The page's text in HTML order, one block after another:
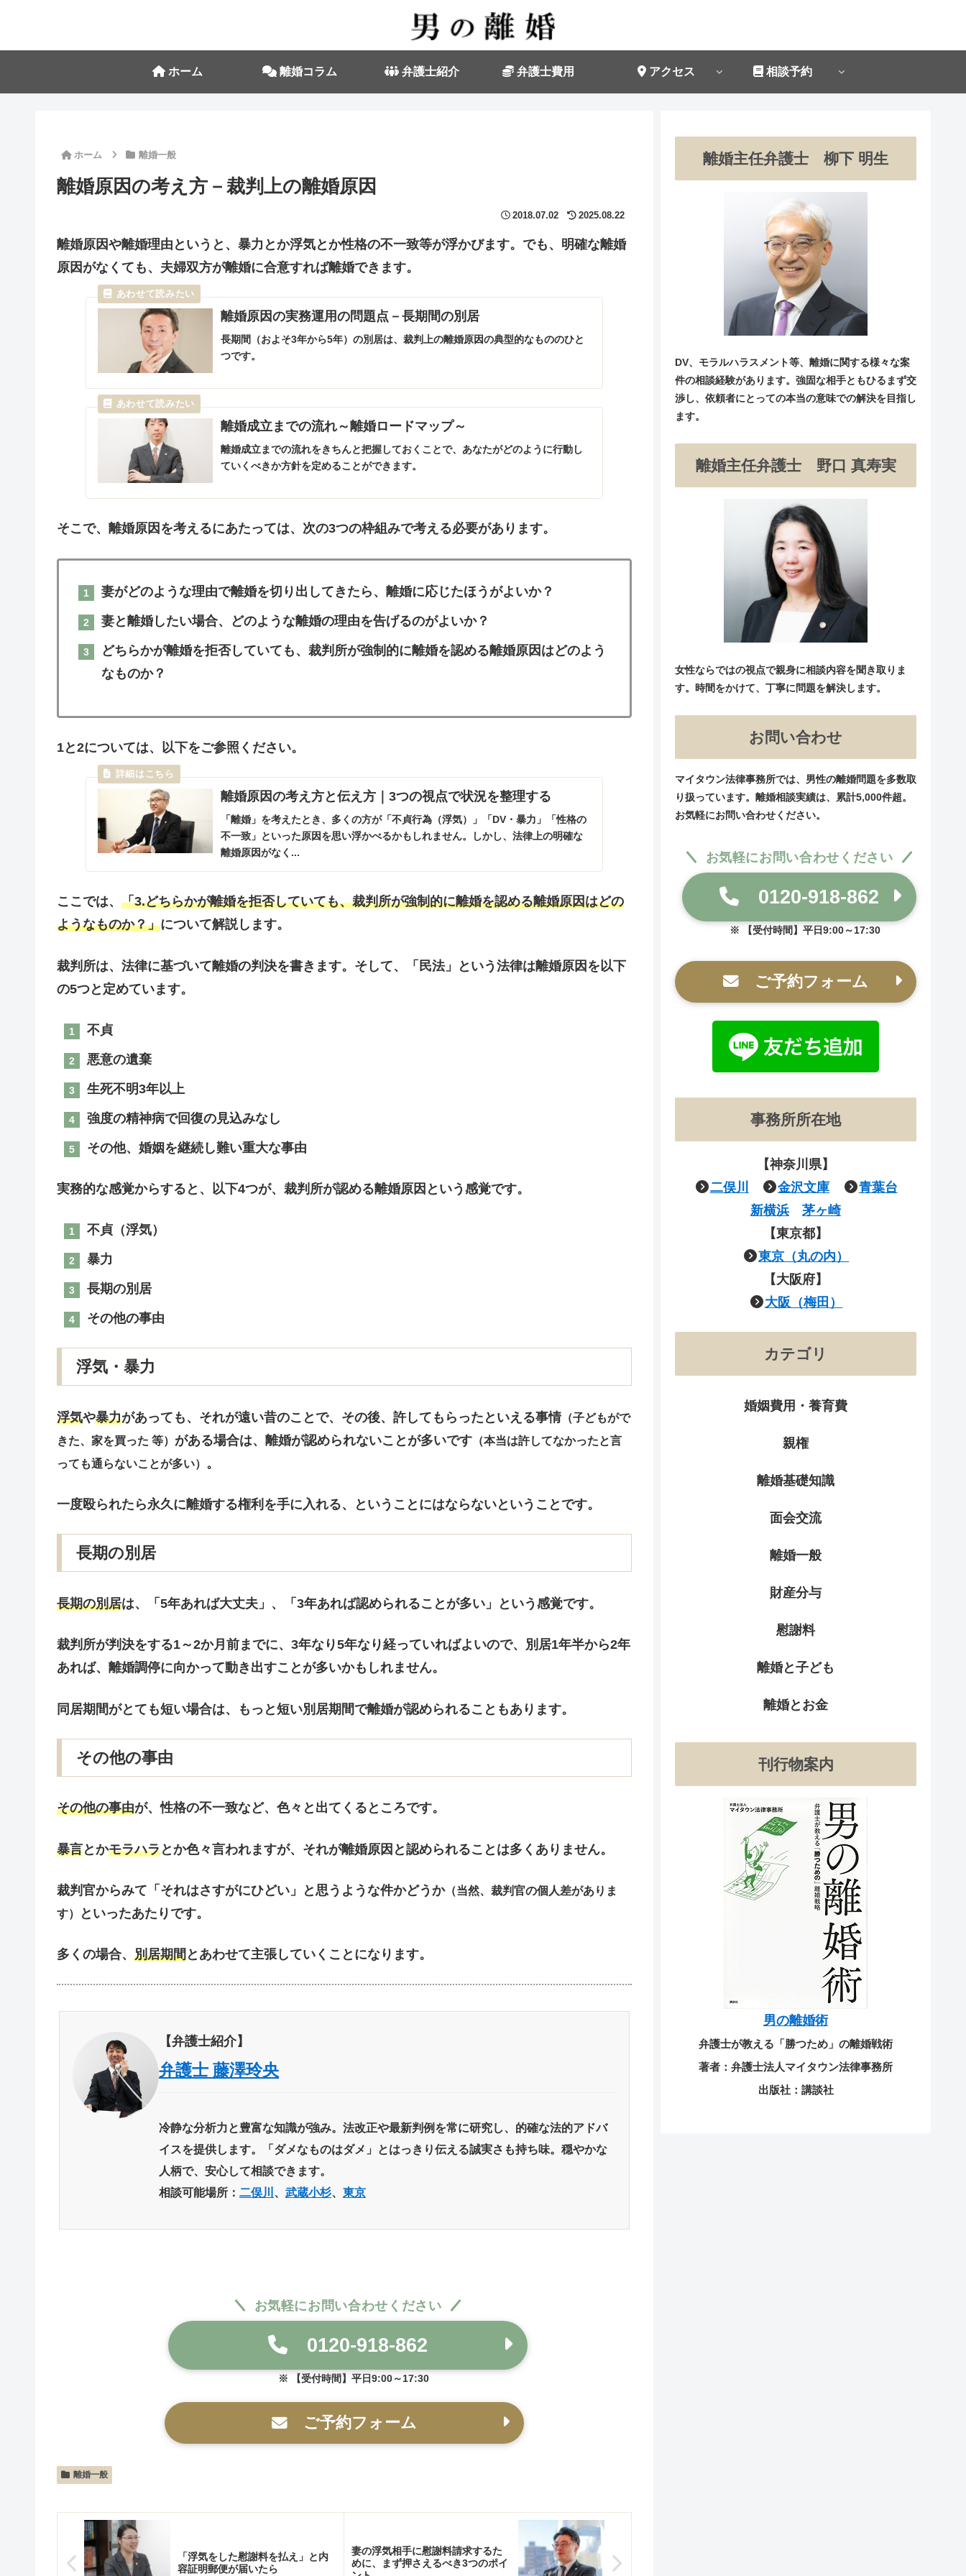
ホーム 離婚コラム 弁護士紹介 弁護士費用 アクセス 相談予約
ホーム 離婚一般
離婚原因の考え方－裁判上の離婚原因
2018.07.02 2025.08.22
離婚原因や離婚理由というと、 暴力 とか浮気とか性格の不一致等が浮かびます。でも、明確な離婚
原因がなくても、 夫婦双方が離婚に合意すれば離婚できます。
離婚原因の実務運用の問題点－長期間の別居
長期間（およそ3年から5年）の別居は、裁判上の離婚原因の典型的なもののひと
つです。
離婚成立までの流れ～離婚ロードマップ～
離婚成立までの流れをきちんと把握しておくことで、あなたがどのように行動し
ていくべきか方針を定めることができます。
そこで、離婚原因を考えるにあたっては、次の3つの枠組みで考える必要があります。
妻がどのような理由で離婚を切り出してきたら、離婚に応じたほうがよいか？
妻と離婚したい場合、どのような離婚の理由を告げるのがよいか？
どちらかが離婚を拒否していても、裁判所が強制的に離婚を認める離婚原因はどのよう
なものか？
1と2については、以下をご参照ください。
離婚原因の考え方と伝え方｜3つの視点で状況を整理する
「離婚」を考えたとき、多くの方が「不貞行為（浮気）」「DV・暴力」「性格の
不一致」といった原因を思い浮かべるかもしれません。しかし、法律上の明確な
離婚原因がなく...
ここでは、 「3.どちらかが離婚を拒否していても、裁判所が強制的に離婚を認める離婚原因はどの
ようなものか？」について解説します。
裁判所は、法律に基づいて離婚の判決を書きます。そして、「民法」という法律は離婚原因を以下
の5つと定めています。
不貞
悪意の遺棄
生死不明3年以上
強度の精神病で回復の見込みなし
その他、婚姻を継続し難い重大な事由
実務的な感覚からすると、以下4つが、裁判所が認める離婚原因という感覚です。
不貞（浮気）
暴力
長期の別居
その他の事由
浮気・暴力
浮気や暴力があっても、それが遠い昔のことで、その後、許してもらったといえる事情（子どもがで
きた、家を買った 等） がある場合は、離婚が認められないことが多いです （本当は許してなかったと言
っても通らないことが多い） 。
一度殴られたら永久に離婚する権利を手に入れる、ということにはならないということです。
長期の別居
長期の別居は、「5年あれば大丈夫」、「3年あれば認められることが多い」という感覚です。
裁判所が判決をする1～2か月前までに、3年なり5年なり経っていればよいので、別居1年半から2年
あれば、離婚調停に向かって動き出すことが多いかもしれません。
同居期間がとても短い場合は、もっと短い別居期間で離婚が認められることもあります。
その他の事由
その他の事由が、性格の不一致など、色々と出てくるところです。
暴言とかモラハラとか色々言われますが、それが離婚原因と認められることは多くありません。
裁判官からみて「それはさすがにひどい」と思うような件かどうか（当然、裁判官の個人差がありま
す）
といったあたりです。
多くの場合、 別居期間とあわせて主張していくことになります。
【弁護士紹介】
弁護士 藤澤玲央
冷静な分析力と豊富な知識が強み。法改正や最新判例を常に研究し、的確な法的アドバ
イスを提供します。「ダメなものはダメ」とはっきり伝える誠実さも持ち味。穏やかな
人柄で、安心して相談できます。
相談可能場所： 二俣川 、 武蔵小杉、 東京
お気軽にお問い合わせください
0120-918-862
【受付時間】平日9:00～17:30
ご予約フォーム
離婚一般
「浮気をした慰謝料を払え」と内
容証明郵便が届いたら
妻の浮気相手に慰謝料請求するた
めに、まず押さえるべき3つのポイ
離婚主任弁護士 柳下 明生
DV、モラルハラスメント等、離婚に関する様々な案
件の相談経験があります。強固な相手ともひるまず交
渉し、依頼者にとっての本当の意味での解決を目指し
ます。
離婚主任弁護士 野口 真寿実
女性ならではの視点で親身に相談内容を聞き取りま
す。時間をかけて、丁寧に問題を解決します。
お問い合わせ
マイタウン法律事務所では、男性の離婚問題を多数取
り扱っています。離婚相談実績は、累計5,000件超。
お気軽にお問い合わせください。
お気軽にお問い合わせください
0120-918-862
【受付時間】平日9:00～17:30
ご予約フォーム
事務所所在地
【神奈川県】
二俣川
金沢文庫
青葉台
新横浜
茅ヶ崎
【東京都】
東京（丸の内）
【大阪府】
大阪（梅田）
カテゴリ
婚姻費用・養育費
親権
離婚基礎知識
面会交流
離婚一般
財産分与
慰謝料
離婚と子ども
離婚とお金
刊行物案内
男の離婚術
弁護士が教える「勝つため」の離婚戦術
著者：弁護士法人マイタウン法律事務所
出版社：講談社